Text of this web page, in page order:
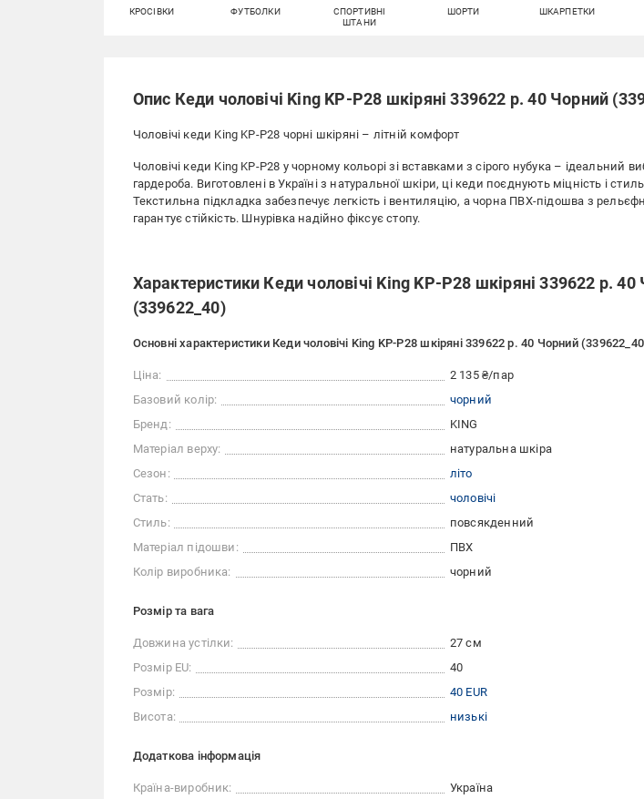
КРОСІВКИ ФУТБОЛКИ
СПОРТИВНІ
ШТАНИ
ШОРТИ ШКАРПЕТКИ
Опис Кеди чоловічі King KP-P28 шкіряні 339622 р. 40 Чорний
Чоловічі кеди King KP-P28 чорні шкіряні – літній комфорт
Чоловічі кеди King KP-P28 у чорному кольорі зі вставками з сірого нубука – ідеальний
гардероба. Виготовлені в Україні з натуральної шкіри, ці кеди поєднують міцність і
Текстильна підкладка забезпечує легкість і вентиляцію, а чорна ПВХ-підошва з
гарантує стійкість. Шнурівка надійно фіксує стопу.
Характеристики Кеди чоловічі King KP-P28 шкіряні 339622 р. 40
(339622_40)
Основні характеристики Кеди чоловічі King KP-P28 шкіряні 339622 р. 40 Чорний
Ціна:
2 135 ₴/пар
Базовий колір:
чорний
Бренд:
KING
Матеріал верху:
натуральна шкіра
Сезон:
літо
Стать:
чоловічі
Стиль:
повсякденний
Матеріал підошви:
ПВХ
Колір виробника:
чорний
Розмір та вага
Довжина устілки:
27 см
Розмір EU:
40
Розмір:
40 EUR
Висота:
низькі
Додаткова інформація
Країна-виробник: Україна